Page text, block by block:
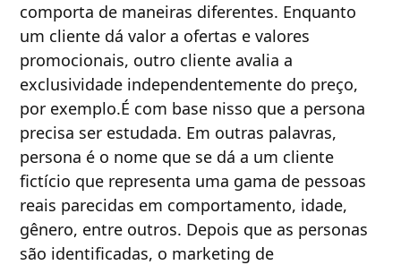
comporta de maneiras diferentes. Enquanto
um cliente dá valor a ofertas e valores
promocionais, outro cliente avalia a
exclusividade independentemente do preço,
por exemplo.É com base nisso que a persona
precisa ser estudada. Em outras palavras,
persona é o nome que se dá a um cliente
fictício que representa uma gama de pessoas
reais parecidas em comportamento, idade,
gênero, entre outros. Depois que as personas
são identificadas, o marketing de